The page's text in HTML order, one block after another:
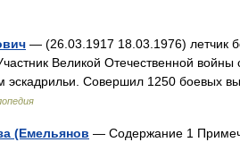
— (26.03.1917 18.03.1976) летчик
Великой Отечественной войны
эскадрильи. Совершил 1250 боевых
(Емельянов — Содержание 1